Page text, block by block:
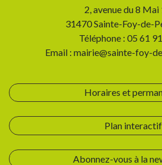
2, avenue du 8 Mai
31470 Sainte-Foy-de-
Téléphone : 05 61
Email : mairie@sainte-foy-
Horaires et
Plan interactif
Abonnez-vous à la